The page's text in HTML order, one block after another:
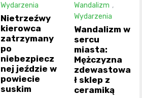
Wydarzenia
Nietrzeźwy
kierowca
zatrzymany
po
niebezpiecz
nej jeździe w
powiecie
suskim
Wandalizm ,
Wydarzenia
Wandalizm w
sercu
miasta:
Mężczyzna
zdewastowa
ł sklep z
ceramiką